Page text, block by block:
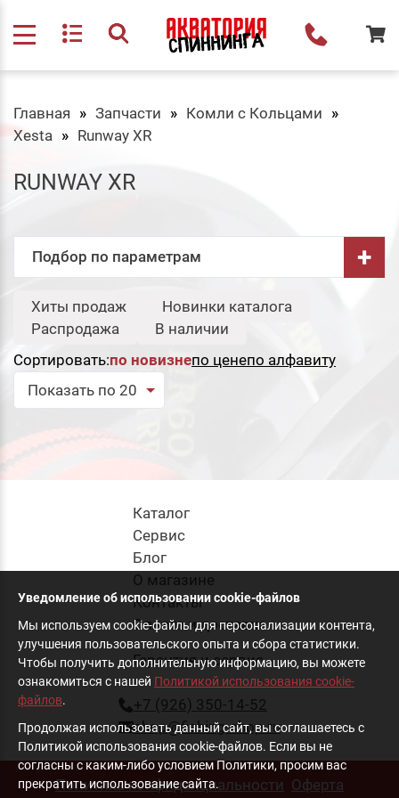
Главная Запчасти
Комли с Кольцами
Xesta
Runway XR
RUNWAY XR
Подбор по параметрам +
Бренд:
Свернуть
Xesta
Сбросить
Хиты продаж
Новинки каталога
Распродажа
В наличии
Сортировать:по новизнепо ценепо алфавиту
Показать по 20
Каталог
Cервис
Блог
О магазине
Контакты
Оплата и доставка
Гарантия и сервис
+7 (926) 350-14-52
shop@fishing-shop.ru
Политика конфиденциальности Оферта
Уведомление об использовании cookie-файлов
Мы используем cookie-файлы для персонализации контента,
улучшения пользовательского опыта и сбора статистики.
Чтобы получить дополнительную информацию, вы можете
ознакомиться с нашей Политикой использования cookie-
файлов.
Продолжая использовать данный сайт, вы соглашаетесь с
Политикой использования cookie-файлов. Если вы не
согласны с каким-либо условием Политики, просим вас
прекратить использование сайта.